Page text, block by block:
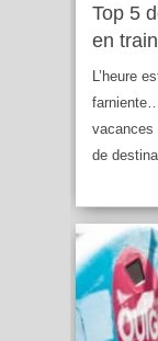
Top 5
en train
L’heure
vacances
de